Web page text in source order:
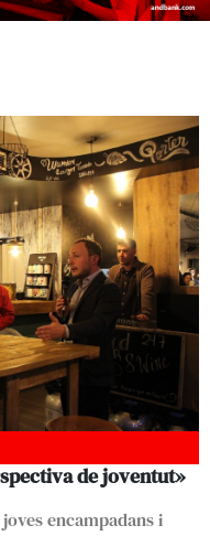
de joventut»
encampadans i